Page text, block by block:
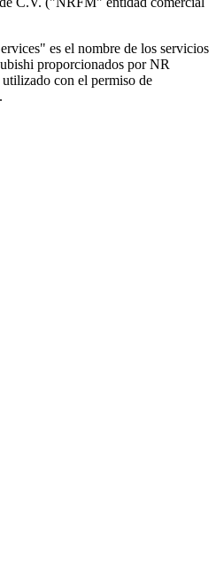
es el nombre de los servicios
proporcionados por NR
con el permiso de